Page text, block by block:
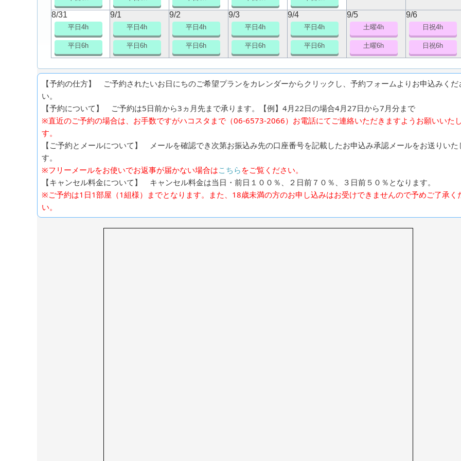
8/31
平日4h
平日6h
9/1
平日4h
平日6h
9/2
平日4h
平日6h
9/3
平日4h
平日6h
9/4
平日4h
平日6h
9/5
土曜4h
土曜6h
9/6
日祝4h
日祝6h
【予約の仕方】 ご予約されたいお日にちのご希望プランをカレンダーからクリックし、予約フォームよりお申込みくだ
い。
【予約について】 ご予約は5日前から3ヵ月先まで承ります。【例】4月22日の場合4月27日から7月分まで
※直近のご予約の場合は、お手数ですがハコスタまで（06-6573-2066）お電話にてご連絡いただきますようお願いいた
す。
【ご予約とメールについて】 メールを確認でき次第お振込み先の口座番号を記載したお申込み承認メールをお送りいた
す。
※フリーメールをお使いでお返事が届かない場合はこちら をご覧ください。
【キャンセル料金について】 キャンセル料金は当日・前日１００％、２日前７０％、３日前５０％となります。
※ご予約は1日1部屋（1組様）までとなります。また、18歳未満の方のお申し込みはお受けできませんので予めご了承く
い。